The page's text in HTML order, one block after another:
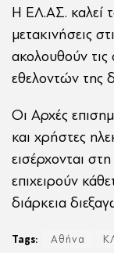
Η ΕΛ.ΑΣ. καλεί
μετακινήσεις
ακολουθούν
εθελοντών της
Οι Αρχές
και χρήστες
εισέρχονται
επιχειρούν
διάρκεια
Tags: Αθήνα